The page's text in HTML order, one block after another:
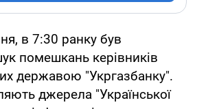
в 7:30 ранку був
помешкань керівників
державою "Укргазбанку".
джерела "Української